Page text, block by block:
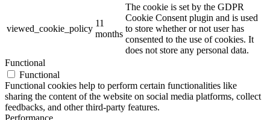
viewed_cookie_policy
11
months
The cookie is set by the GDPR
Cookie Consent plugin and is used
to store whether or not user has
consented to the use of cookies. It
does not store any personal data.
Functional
Functional
Functional cookies help to perform certain functionalities like
sharing the content of the website on social media platforms, collect
feedbacks, and other third-party features.